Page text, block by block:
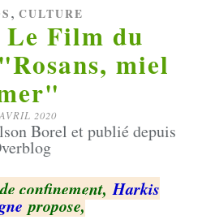
, CULTURE
Film du
miel
2020
Borel et publié depuis
confinement, Harkis
propose,